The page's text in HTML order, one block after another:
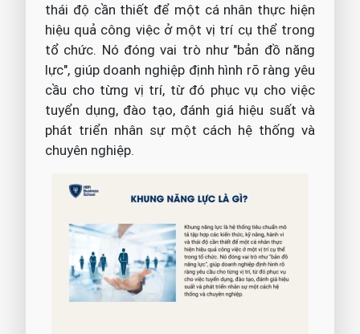
thái độ cần thiết để một cá nhân thực hiện
hiệu quả công việc ở một vị trí cụ thể trong
tổ chức. Nó đóng vai trò như "bản đồ năng
lực", giúp doanh nghiệp định hình rõ ràng yêu
cầu cho từng vị trí, từ đó phục vụ cho việc
tuyển dụng, đào tạo, đánh giá hiệu suất và
phát triển nhân sự một cách hệ thống và
chuyên nghiệp.